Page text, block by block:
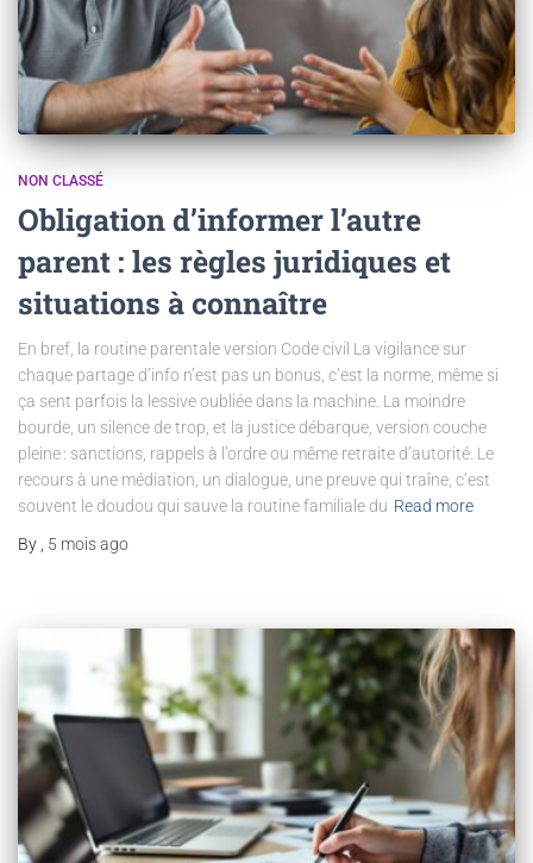
NON CLASSÉ
Obligation d’informer l’autre
parent : les règles juridiques et
situations à connaître
En bref, la routine parentale version Code civil La vigilance sur
chaque partage d’info n’est pas un bonus, c’est la norme, même si
ça sent parfois la lessive oubliée dans la machine. La moindre
bourde, un silence de trop, et la justice débarque, version couche
pleine : sanctions, rappels à l’ordre ou même retraite d’autorité. Le
recours à une médiation, un dialogue, une preuve qui traîne, c’est
souvent le doudou qui sauve la routine familiale du Read more
By
5 moisago